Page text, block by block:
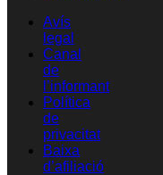
Avís
legal
Canal
de
l’informant
Política
de
privacitat
Baixa
d’afiliació